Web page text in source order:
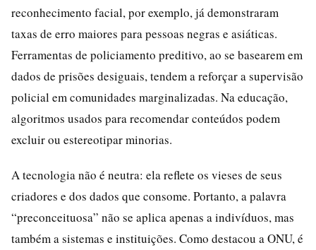
reconhecimento facial, por exemplo, já demonstraram
taxas de erro maiores para pessoas negras e asiáticas.
Ferramentas de policiamento preditivo, ao se basearem em
dados de prisões desiguais, tendem a reforçar a supervisão
policial em comunidades marginalizadas. Na educação,
algoritmos usados para recomendar conteúdos podem
excluir ou estereotipar minorias.
A tecnologia não é neutra: ela reflete os vieses de seus
criadores e dos dados que consome. Portanto, a palavra
“preconceituosa” não se aplica apenas a indivíduos, mas
também a sistemas e instituições. Como destacou a ONU, é